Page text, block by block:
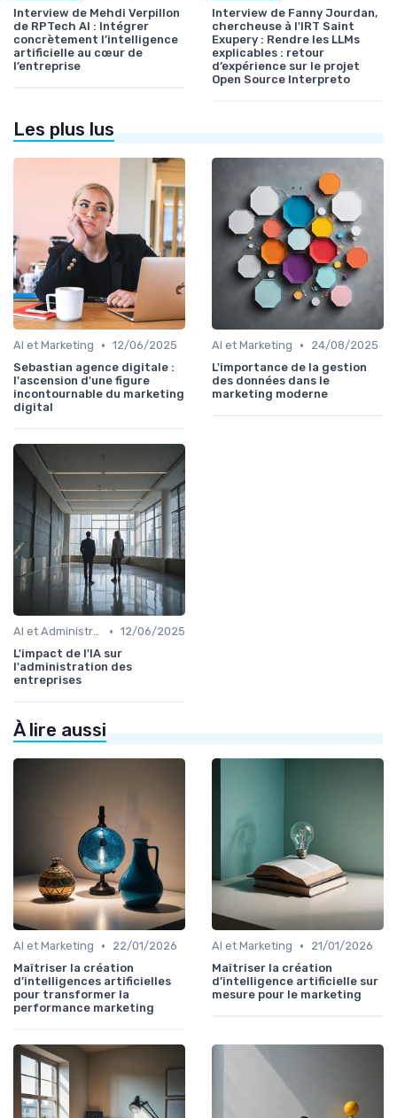
Interview de Mehdi Verpillon
de RPTech AI : Intégrer
concrètement l’intelligence
artificielle au cœur de
l’entreprise
Interview de Fanny Jourdan,
chercheuse à l'IRT Saint
Exupery : Rendre les LLMs
explicables : retour
d’expérience sur le projet
Open Source Interpreto
Les plus lus
AI et Marketing • 12/06/2025
Sebastian agence digitale :
l'ascension d'une figure
incontournable du marketing
digital
AI et Marketing •
24/08/2025
L'importance de la gestion
des données dans le
marketing moderne
AI et Administration • 12/06/2025
L'impact de l'IA sur
l'administration des
entreprises
À lire aussi
AI et Marketing •
22/01/2026
Maîtriser la création
d’intelligences artificielles
pour transformer la
performance marketing
AI et Marketing •
21/01/2026
Maîtriser la création
d’intelligence artificielle sur
mesure pour le marketing